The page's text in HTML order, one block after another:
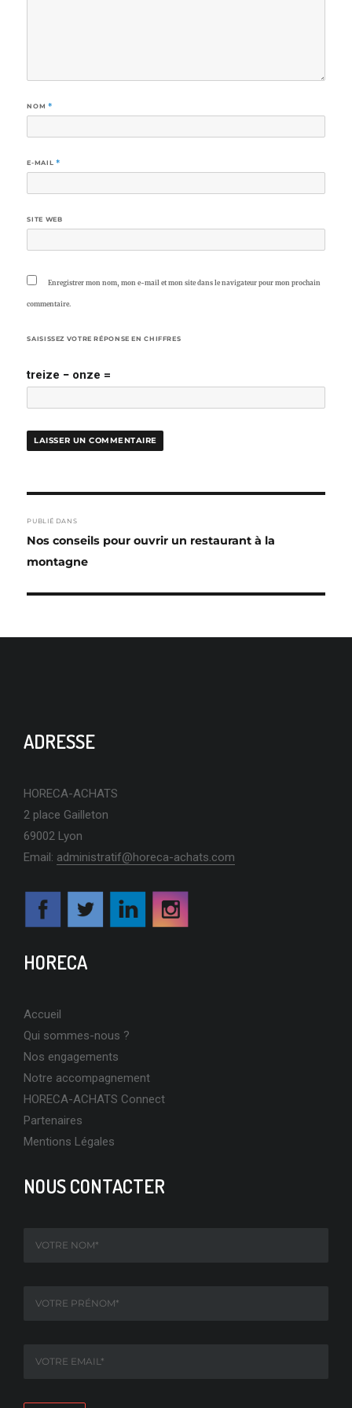
NOM *
E-MAIL *
SITE WEB
Enregistrer mon nom, mon e-mail et mon site dans le navigateur pour mon prochain
commentaire.
SAISISSEZ VOTRE RÉPONSE EN CHIFFRES
treize − onze =
DE
L’ARTICLE
PUBLIÉ DANS
Nos conseils pour ouvrir un restaurant à la
montagne
ADRESSE
HORECA-ACHATS
2 place Gailleton
69002 Lyon
Email: administratif@horeca-achats.com
HORECA
Accueil
Qui sommes-nous ?
Nos engagements
Notre accompagnement
HORECA-ACHATS Connect
Partenaires
Mentions Légales
NOUS CONTACTER